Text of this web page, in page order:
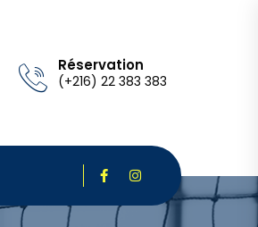
Réservation
(+216) 22 383 383